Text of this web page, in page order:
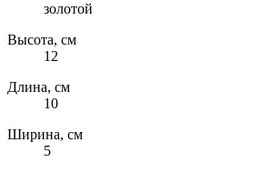
золотой
Высота, см
12
Длина, см
10
Ширина, см
5